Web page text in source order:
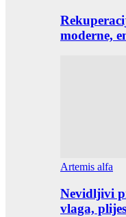
moderne,
Artemis alfa
Nevidljivi
vlaga,